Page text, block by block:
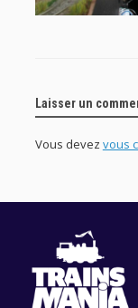
Laisser un
Vous devez vous